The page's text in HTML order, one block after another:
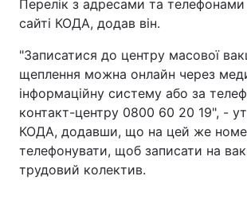
Перелік з адресами та телефонами
сайті КОДА, додав він.
"Записатися до центру масової
щеплення можна онлайн через
інформаційну систему або за
контакт-центру 0800 60 20 19", -
КОДА, додавши, що на цей же
телефонувати, щоб записати на
трудовий колектив.